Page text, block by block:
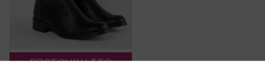
ΠΡΟΣΘΗΚΗ ΣΤΟ